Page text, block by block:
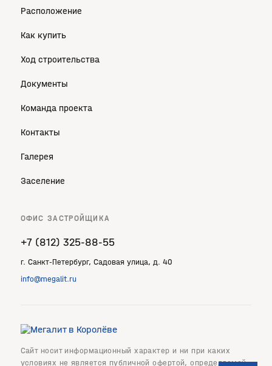
Расположение
Как купить
Ход строительства
Документы
Команда проекта
Контакты
Галерея
Заселение
ОФИС ЗАСТРОЙЩИКА
+7 (812) 325‐88‐55
г. Санкт‐Петербург, Садовая улица, д. 40
info@megalit.ru
Сайт носит информационный характер и ни при каких
условиях не является публичной офертой, определяемой